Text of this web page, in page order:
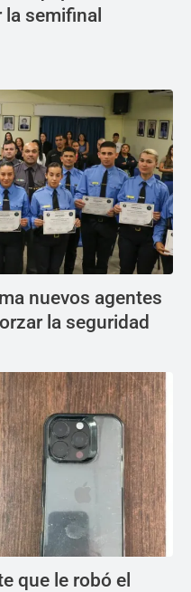
semifinal
nuevos agentes
la seguridad
que le robó el